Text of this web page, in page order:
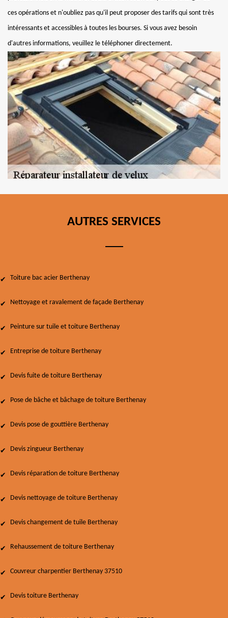
ces opérations et n'oubliez pas qu'il peut proposer des tarifs qui sont très
intéressants et accessibles à toutes les bourses. Si vous avez besoin
d'autres informations, veuillez le téléphoner directement.
AUTRES SERVICES
Toiture bac acier Berthenay
Nettoyage et ravalement de façade Berthenay
Peinture sur tuile et toiture Berthenay
Entreprise de toiture Berthenay
Devis fuite de toiture Berthenay
Pose de bâche et bâchage de toiture Berthenay
Devis pose de gouttière Berthenay
Devis zingueur Berthenay
Devis réparation de toiture Berthenay
Devis nettoyage de toiture Berthenay
Devis changement de tuile Berthenay
Rehaussement de toiture Berthenay
Couvreur charpentier Berthenay 37510
Devis toiture Berthenay